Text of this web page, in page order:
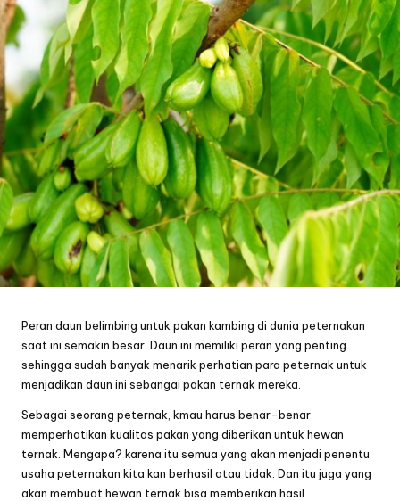
Peran daun belimbing untuk pakan kambing di dunia peternakan
saat ini semakin besar. Daun ini memiliki peran yang penting
sehingga sudah banyak menarik perhatian para peternak untuk
menjadikan daun ini sebangai pakan ternak mereka.
Sebagai seorang peternak, kmau harus benar-benar
memperhatikan kualitas pakan yang diberikan untuk hewan
ternak. Mengapa? karena itu semua yang akan menjadi penentu
usaha peternakan kita kan berhasil atau tidak. Dan itu juga yang
akan membuat hewan ternak bisa memberikan hasil